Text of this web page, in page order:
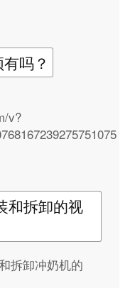
吗？
v?
和拆卸的视
拆卸冲奶机的